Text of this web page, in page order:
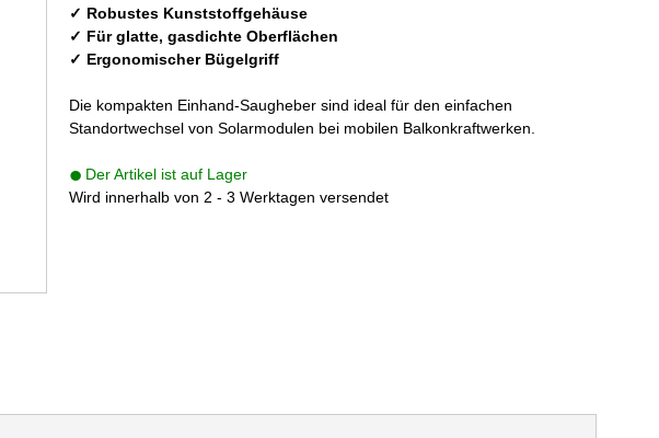
✓ Robustes Kunststoffgehäuse
✓ Für glatte, gasdichte Oberflächen
✓ Ergonomischer Bügelgriff
Die kompakten Einhand-Saugheber sind ideal für den einfachen
Standortwechsel von Solarmodulen bei mobilen Balkonkraftwerken.
Der Artikel ist auf Lager
Wird innerhalb von 2 - 3 Werktagen versendet